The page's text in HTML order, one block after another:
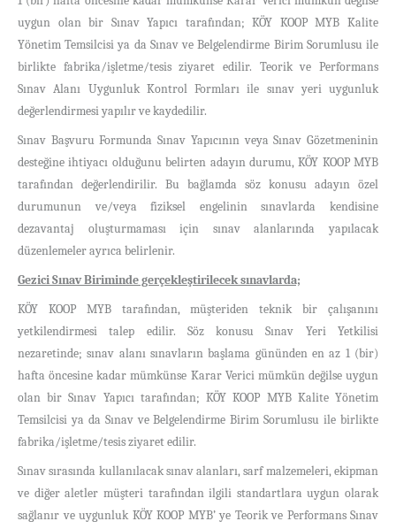
uygun olan bir Sınav Yapıcı tarafından; KÖY KOOP MYB Kalite
Yönetim Temsilcisi ya da Sınav ve Belgelendirme Birim Sorumlusu ile
birlikte fabrika/işletme/tesis ziyaret edilir. Teorik ve Performans
Sınav Alanı Uygunluk Kontrol Formları ile sınav yeri uygunluk
değerlendirmesi yapılır ve kaydedilir.
Sınav Başvuru Formunda Sınav Yapıcının veya Sınav Gözetmeninin
desteğine ihtiyacı olduğunu belirten adayın durumu, KÖY KOOP MYB
tarafından değerlendirilir. Bu bağlamda söz konusu adayın özel
durumunun ve/veya fiziksel engelinin sınavlarda kendisine
dezavantaj oluşturmaması için sınav alanlarında yapılacak
düzenlemeler ayrıca belirlenir.
Gezici Sınav Biriminde gerçekleştirilecek sınavlarda;
KÖY KOOP MYB tarafından, müşteriden teknik bir çalışanını
yetkilendirmesi talep edilir. Söz konusu Sınav Yeri Yetkilisi
nezaretinde; sınav alanı sınavların başlama gününden en az 1 (bir)
hafta öncesine kadar mümkünse Karar Verici mümkün değilse uygun
olan bir Sınav Yapıcı tarafından; KÖY KOOP MYB Kalite Yönetim
Temsilcisi ya da Sınav ve Belgelendirme Birim Sorumlusu ile birlikte
fabrika/işletme/tesis ziyaret edilir.
Sınav sırasında kullanılacak sınav alanları, sarf malzemeleri, ekipman
ve diğer aletler müşteri tarafından ilgili standartlara uygun olarak
sağlanır ve uygunluk KÖY KOOP MYB’ ye Teorik ve Performans Sınav